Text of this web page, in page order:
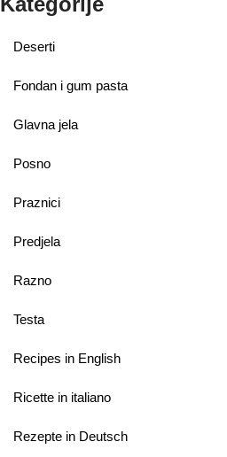
Deserti
Fondan i gum pasta
Glavna jela
Posno
Praznici
Predjela
Razno
Testa
Recipes in English
Ricette in italiano
Rezepte in Deutsch